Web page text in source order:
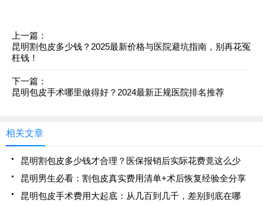
上一篇：
昆明割包皮多少钱？2025最新价格与医院避坑指南，别再花冤
枉钱！
下一篇：
昆明包皮手术哪里做得好？2024最新正规医院排名推荐
相关文章
昆明割包皮多少钱才合理？医保报销后实际花费竟这么少
昆明男生必看：割包皮真实费用清单+术后恢复经验全分享
昆明包皮手术费用大起底：从几百到几千，差别到底在哪